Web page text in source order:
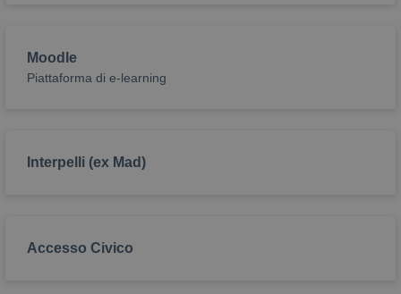
Moodle
Piattaforma di e-learning
Interpelli (ex Mad)
Accesso Civico